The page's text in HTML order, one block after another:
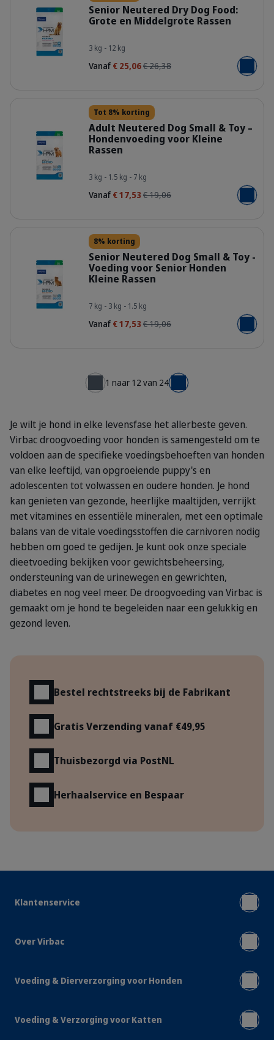
Senior Neutered Dry Dog Food:
Grote en Middelgrote Rassen
3 kg - 12 kg
Vanaf € 25,06€ 26,38 Voeg
Tot 8% korting
Adult Neutered Dog Small & Toy –
Hondenvoeding voor Kleine
Rassen
3 kg - 1.5 kg - 7 kg
Vanaf € 17,53€ 19,06 Voeg
8% korting
Senior Neutered Dog Small & Toy -
Voeding voor Senior Honden
Kleine Rassen
7 kg - 3 kg - 1.5 kg
Vanaf € 17,53€ 19,06 Voeg
← Vorige
1 naar 12 van 24
Volgende →
Je wilt je hond in elke levensfase het allerbeste geven.
Virbac droogvoeding voor honden is samengesteld om te
voldoen aan de specifieke voedingsbehoeften van honden
van elke leeftijd, van opgroeiende puppy's en
adolescenten tot volwassen en oudere honden. Je hond
kan genieten van gezonde, heerlijke maaltijden, verrijkt
met vitamines en essentiële mineralen, met een optimale
balans van de vitale voedingsstoffen die carnivoren nodig
hebben om goed te gedijen. Je kunt ook onze speciale
dieetvoeding bekijken voor gewichtsbeheersing,
ondersteuning van de urinewegen en gewrichten,
diabetes en nog veel meer. De droogvoeding van Virbac is
gemaakt om je hond te begeleiden naar een gelukkig en
gezond leven.
Bestel rechtstreeks bij de Fabrikant
Gratis Verzending vanaf €49,95
Thuisbezorgd via PostNL
Herhaalservice en Bespaar
Klantenservice
Over Virbac
Voeding & Dierverzorging voor Honden
Voeding & Verzorging voor Katten